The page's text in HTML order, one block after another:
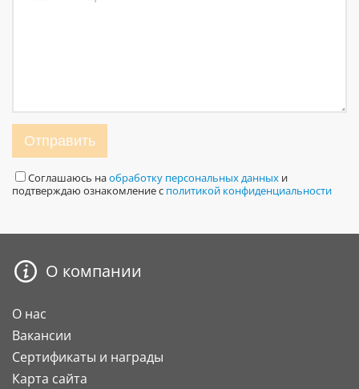
Отправить
Соглашаюсь наобработку персональных данных и
подтверждаю ознакомление с политикой конфиденциальности
О компании
О нас
Вакансии
Сертификаты и награды
Карта сайта